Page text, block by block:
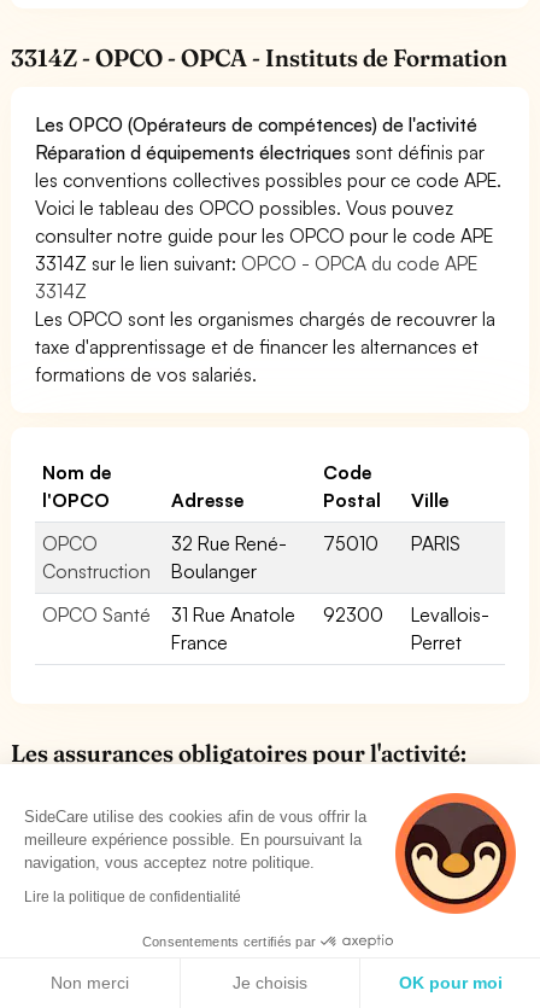
3314Z - OPCO - OPCA - Instituts de Formation
Les OPCO (Opérateurs de compétences) de l'activité
Réparation d équipements électriques sont définis par
les conventions collectives possibles pour ce code APE.
Voici le tableau des OPCO possibles. Vous pouvez
consulter notre guide pour les OPCO pour le code APE
3314Z sur le lien suivant: OPCO - OPCA du code APE
3314Z
Les OPCO sont les organismes chargés de recouvrer la
taxe d'apprentissage et de financer les alternances et
formations de vos salariés.
Nom de
l'OPCO
Adresse
Code
Postal
Ville
OPCO
Construction
32 Rue René-
Boulanger
75010 PARIS
OPCO Santé
31 Rue Anatole
France
92300
Levallois-
Perret
Les assurances obligatoires pour l'activité:
Réparation d équipements électriques n'est pas une
activité réglementée. Ainsi, aucune assurance de type
responsabilité civile (RC PRO) n'est obligatoire
spécifiquement pour l'exercice de cette activité.
des assurances de responsabilité civile
pour l'activité
SideCare utilise des cookies afin de vous offrir la
meilleure expérience possible. En poursuivant la
navigation, vous acceptez notre politique.
Lire la politique de confidentialité
Consentements certifiés par
Non merci Je choisis OK pour moi